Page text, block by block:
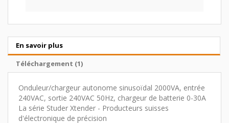
En savoir plus
Téléchargement (1)
Onduleur/chargeur autonome sinusoïdal 2000VA, entrée
240VAC, sortie 240VAC 50Hz, chargeur de batterie 0-30A
La série Studer Xtender - Producteurs suisses
d'électronique de précision